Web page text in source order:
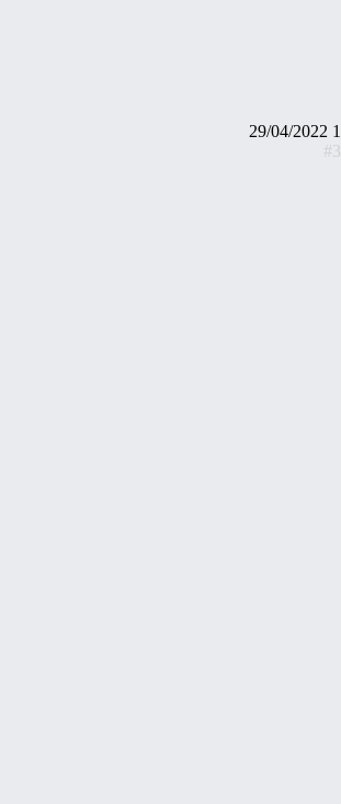
29/04/2022